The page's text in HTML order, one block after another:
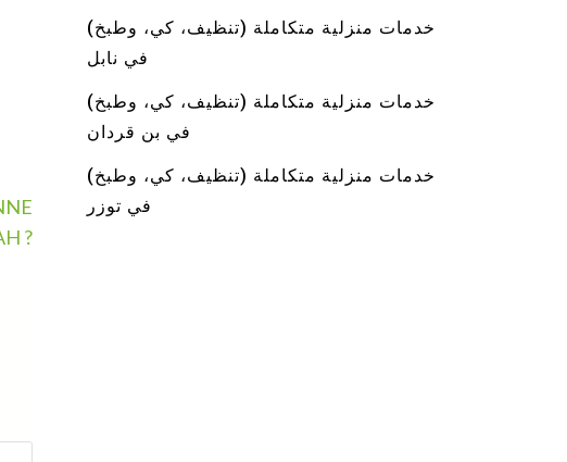
?
خدمات منزلية متكاملة (تنظيف، كي، وطبخ)
في نابل
خدمات منزلية متكاملة (تنظيف، كي، وطبخ)
في بن قردان
خدمات منزلية متكاملة (تنظيف، كي، وطبخ)
في توزر